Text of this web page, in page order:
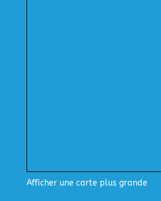
Afficher une carte plus grande